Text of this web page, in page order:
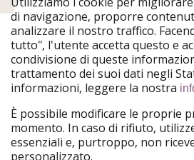
di navigazione, proporre
analizzare il nostro traffico.
tutto", l'utente accetta questo e
condivisione di queste
trattamento dei suoi dati negli
informazioni, leggere la nostra
È possibile modificare le proprie
momento. In caso di rifiuto,
essenziali e, purtroppo, non
personalizzato.